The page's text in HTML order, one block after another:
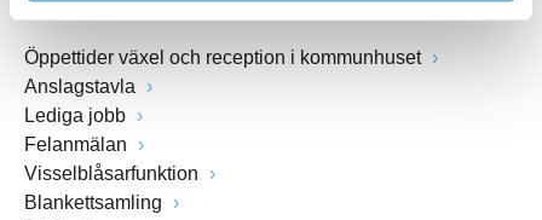
Öppettider växel och reception i kommunhuset
Anslagstavla
Lediga jobb
Felanmälan
Visselblåsarfunktion
Blankettsamling